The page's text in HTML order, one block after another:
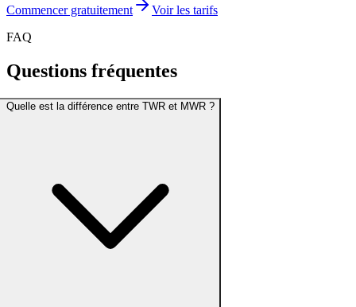
Commencer gratuitement
Voir les tarifs
FAQ
Questions fréquentes
Quelle est la différence entre TWR et MWR ?